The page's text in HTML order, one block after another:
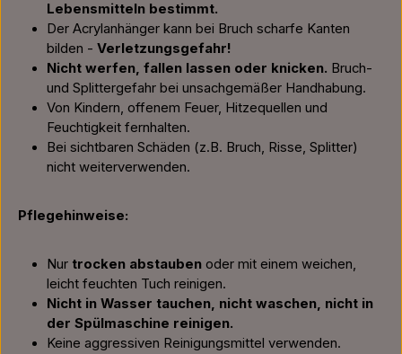
Lebensmitteln bestimmt.
Der Acrylanhänger kann bei Bruch scharfe Kanten
bilden - Verletzungsgefahr!
Nicht werfen, fallen lassen oder knicken. Bruch-
und Splittergefahr bei unsachgemäßer Handhabung.
Von Kindern, offenem Feuer, Hitzequellen und
Feuchtigkeit fernhalten.
Bei sichtbaren Schäden (z.B. Bruch, Risse, Splitter)
nicht weiterverwenden.
Pflegehinweise:
Nur trocken abstauben oder mit einem weichen,
leicht feuchten Tuch reinigen.
Nicht in Wasser tauchen, nicht waschen, nicht in
der Spülmaschine reinigen.
Keine aggressiven Reinigungsmittel verwenden.